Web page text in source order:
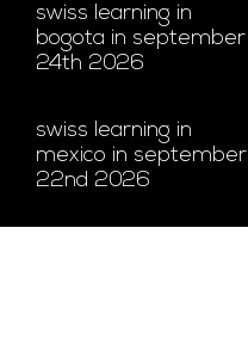
swiss learning in
bogota in september
24th 2026
swiss learning in
mexico in september
22nd 2026